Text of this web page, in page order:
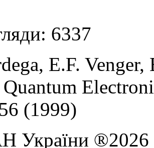
6337
E.F.
Quantum
(1999)
України ®2026